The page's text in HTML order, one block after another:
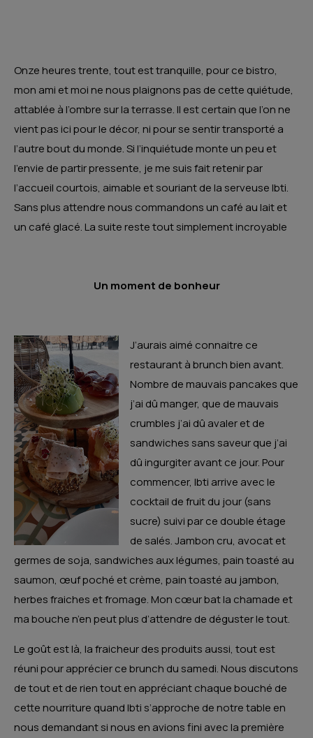
Onze heures trente, tout est tranquille, pour ce bistro,
mon ami et moi ne nous plaignons pas de cette quiétude,
attablée à l’ombre sur la terrasse. Il est certain que l’on ne
vient pas ici pour le décor, ni pour se sentir transporté a
l’autre bout du monde. Si l’inquiétude monte un peu et
l’envie de partir pressente, je me suis fait retenir par
l’accueil courtois, aimable et souriant de la serveuse Ibti.
Sans plus attendre nous commandons un café au lait et
un café glacé. La suite reste tout simplement incroyable
Un moment de bonheur
J’aurais aimé connaitre ce
restaurant à brunch bien avant.
Nombre de mauvais pancakes que
j’ai dû manger, que de mauvais
crumbles j’ai dû avaler et de
sandwiches sans saveur que j’ai
dû ingurgiter avant ce jour. Pour
commencer, Ibti arrive avec le
cocktail de fruit du jour (sans
sucre) suivi par ce double étage
de salés. Jambon cru, avocat et
germes de soja, sandwiches aux légumes, pain toasté au
saumon, œuf poché et crème, pain toasté au jambon,
herbes fraiches et fromage. Mon cœur bat la chamade et
ma bouche n’en peut plus d’attendre de déguster le tout.
Le goût est là, la fraicheur des produits aussi, tout est
réuni pour apprécier ce brunch du samedi. Nous discutons
de tout et de rien tout en appréciant chaque bouché de
cette nourriture quand Ibti s’approche de notre table en
nous demandant si nous en avions fini avec la première